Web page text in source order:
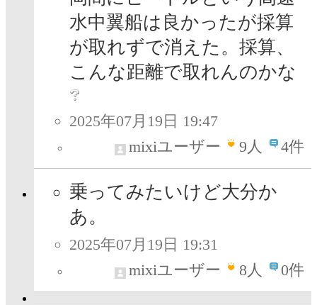
水中翼船は良かったが採算
が取れずで消えた。採算、
こんな距離で取れんのかな
2025年07月19日 19:47
mixiユーザー
9人 4件
乗ってみたいけど大分か
あ。
2025年07月19日 19:31
mixiユーザー
8人 0件